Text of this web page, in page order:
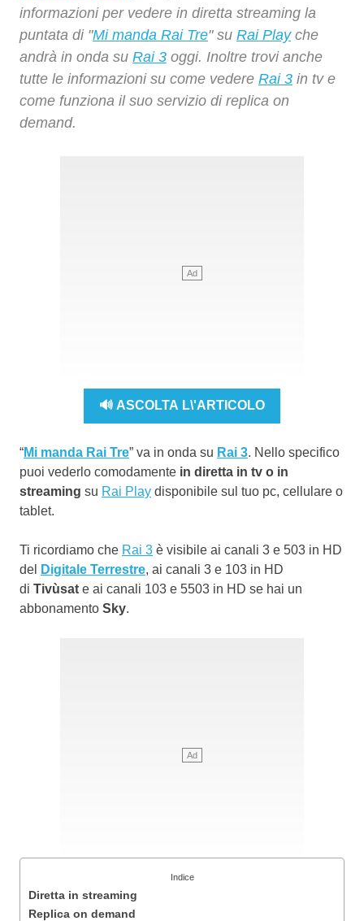
informazioni per vedere in diretta streaming la
puntata di "Mi manda Rai Tre" su Rai Playche
andrà in onda su Rai 3 oggi. Inoltre trovi anche
tutte le informazioni su come vedere Rai 3 in tv e
come funziona il suo servizio di replica on
demand.
🔊 ASCOLTA L\'ARTICOLO
“Mi manda Rai Tre” va in onda su Rai 3. Nello specifico
puoi vederlo comodamente in diretta in tv o in
streaming su Rai Play disponibile sul tuo pc, cellulare o
tablet.
Ti ricordiamo che Rai 3 è visibile ai canali 3 e 503 in HD
del
Digitale Terrestre, ai canali 3 e 103 in HD
di Tivùsat e ai canali 103 e 5503 in HD se hai un
abbonamento Sky.
Indice
Diretta in streaming
Replica on demand